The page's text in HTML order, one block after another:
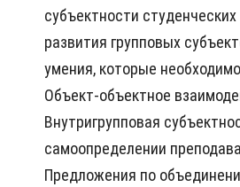
субъектности студенческих
развития групповых
умения, которые
Объект-объектное
Внутригрупповая
самоопределении
Предложения по